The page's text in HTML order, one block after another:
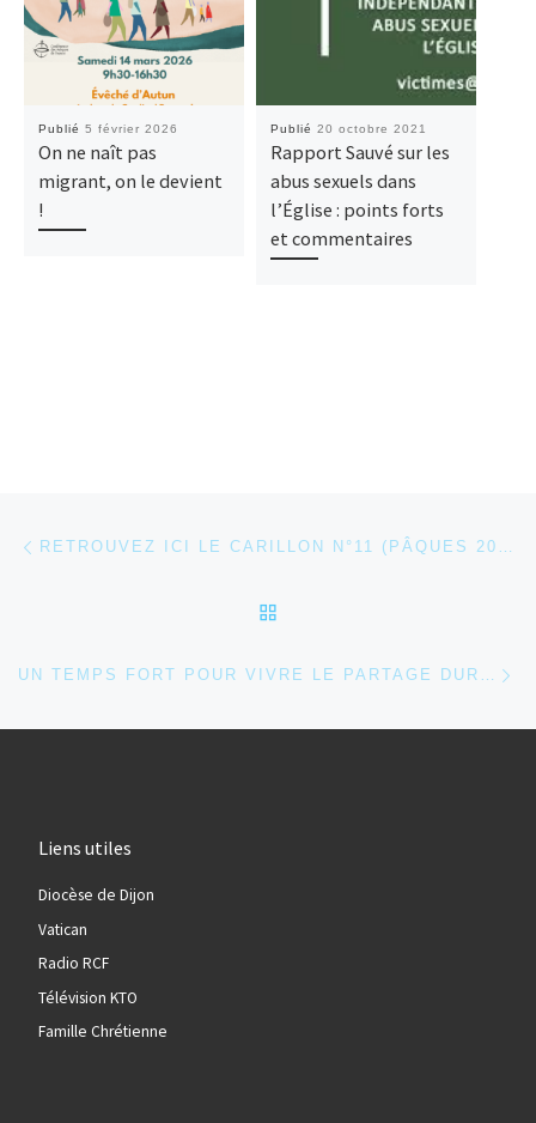
Publié 5 février 2026
On ne naît pas
migrant, on le devient
!
Publié 20 octobre 2021
Rapport Sauvé sur les
abus sexuels dans
l’Église : points forts
et commentaires
Parcourir les articles RETROUVEZ ICI LE CARILLON N°11 (PÂQUES 2025)
UN TEMPS FORT POUR VIVRE LE PARTAGE DURANT CE CARÊME 2025
Liens utiles
Diocèse de Dijon
Vatican
Radio RCF
Télévision KTO
Famille Chrétienne